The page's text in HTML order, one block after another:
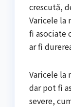
crescută,
Varicele
fi asociate
ar fi
Varicele la
dar pot fi
severe,